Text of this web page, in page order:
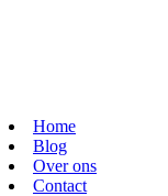
Home
Blog
Over ons
Contact